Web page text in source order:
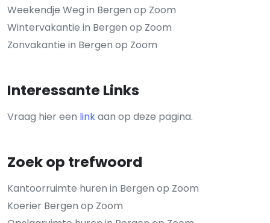
Weekendje Weg in Bergen op Zoom
Wintervakantie in Bergen op Zoom
Zonvakantie in Bergen op Zoom
Interessante Links
Vraag hier een linkaan op deze pagina.
Zoek op trefwoord
Kantoorruimte huren in Bergen op Zoom
Koerier Bergen op Zoom